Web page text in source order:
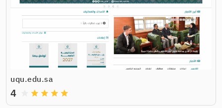
uqu.edu.sa
grade
grade
grade
grade
4